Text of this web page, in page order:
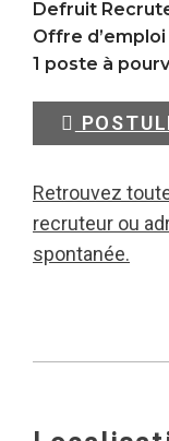
Defruit
Offre d’emploi
1 poste à
Retrouvez
recruteur ou
spontanée.